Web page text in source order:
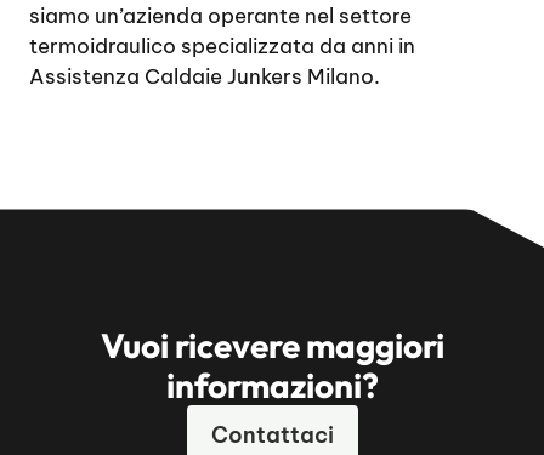
siamo un’azienda operante nel settore
termoidraulico specializzata da anni in
Assistenza Caldaie Junkers Milano.
Vuoi ricevere maggiori
informazioni?
Contattaci